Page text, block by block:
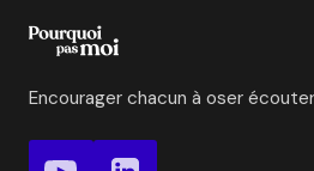
Encourager chacun à oser